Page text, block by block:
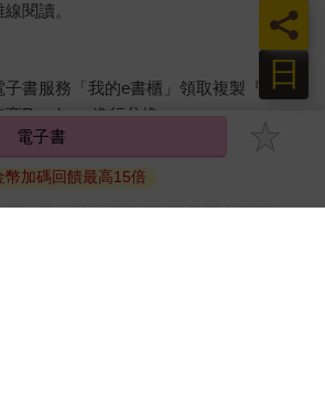
閱讀。
書服務「我的e書櫃」領取複製『兌換
Readmoo進行兌換。
石堂所購買的電子書僅能以金石堂專屬
，無法以其他閱讀器或直接下載檔案。
日
員